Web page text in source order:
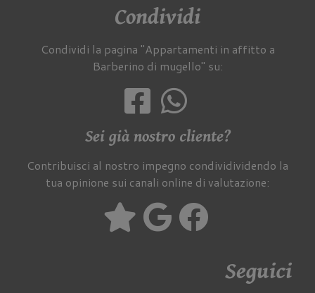
Condividi
Condividi la pagina "Appartamenti in affitto a
Barberino di mugello" su:
Sei già nostro cliente?
Contribuisci al nostro impegno condividividendo la
tua opinione sui canali online di valutazione:
Seguici